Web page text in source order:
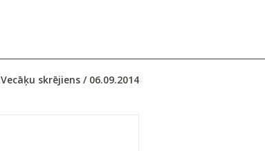
Vecāķu skrējiens / 06.09.2014